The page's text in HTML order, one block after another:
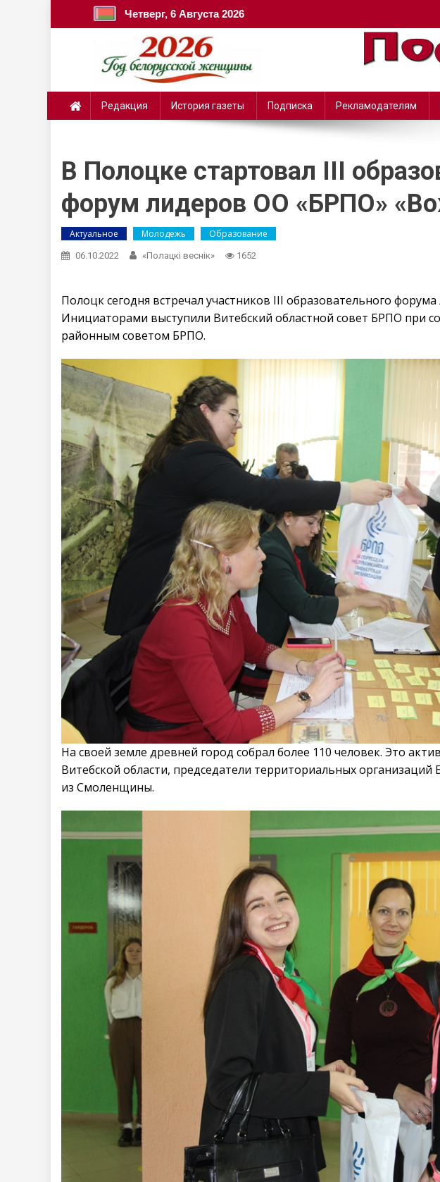
Четверг, 6 Августа 2026
Редакция История газеты Подписка Рекламодателям
В Полоцке стартовал III
форум лидеров ОО «БРПО»
Актуальное Молодежь Образование
06.10.2022 «Полацкі веснік» 1652
Полоцк сегодня встречал участников III образовательного
Инициаторами выступили Витебский областной совет БРПО при
районным советом БРПО.
На своей земле древней город собрал более 110 человек. Это
Витебской области, председатели территориальных
из Смоленщины.